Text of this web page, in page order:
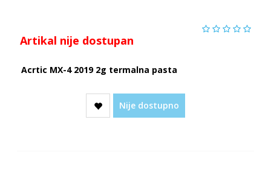
Artikal nije dostupan
Acrtic MX-4 2019 2g termalna pasta
Nije dostupno